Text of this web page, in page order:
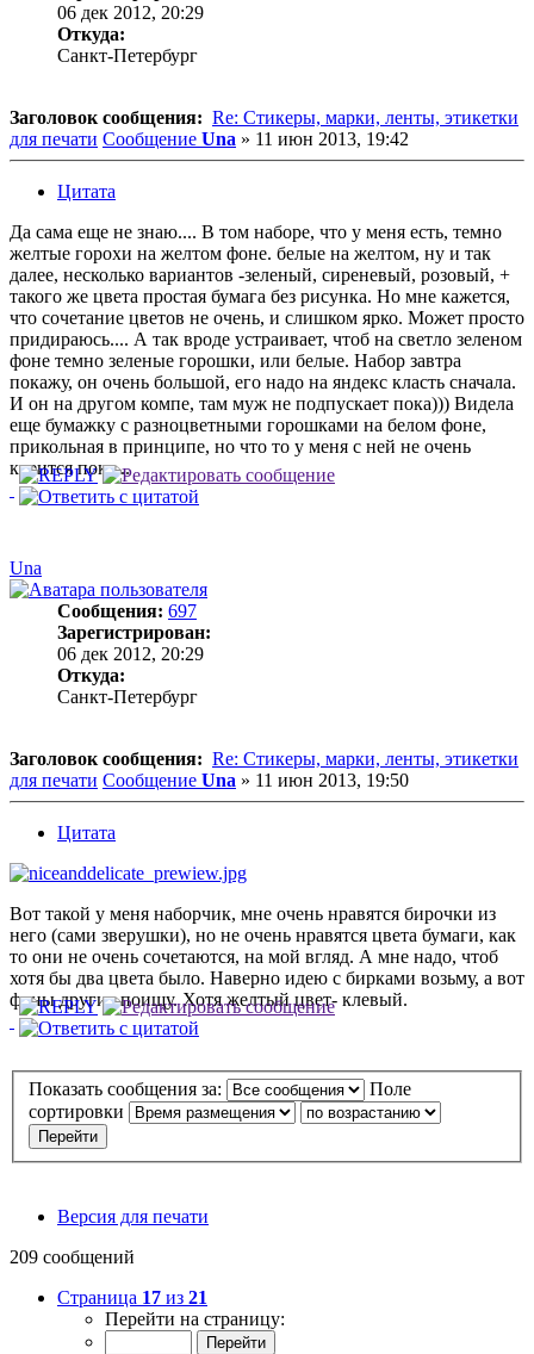
06 дек 2012, 20:29
Откуда:
Санкт-Петербург
Заголовок сообщения: Re: Стикеры, марки, ленты, этикетки
для печати Сообщение Una » 11 июн 2013, 19:42
Цитата
Да сама еще не знаю.... В том наборе, что у меня есть, темно
желтые горохи на желтом фоне. белые на желтом, ну и так
далее, несколько вариантов -зеленый, сиреневый, розовый, +
такого же цвета простая бумага без рисунка. Но мне кажется,
что сочетание цветов не очень, и слишком ярко. Может просто
придираюсь.... А так вроде устраивает, чтоб на светло зеленом
фоне темно зеленые горошки, или белые. Набор завтра
покажу, он очень большой, его надо на яндекс класть сначала.
И он на другом компе, там муж не подпускает пока))) Видела
еще бумажку с разноцветными горошками на белом фоне,
прикольная в принципе, но что то у меня с ней не очень
клеится пока...
Una
Сообщения: 697
Зарегистрирован:
06 дек 2012, 20:29
Откуда:
Санкт-Петербург
Заголовок сообщения: Re: Стикеры, марки, ленты, этикетки
для печати Сообщение Una » 11 июн 2013, 19:50
Цитата
Вот такой у меня наборчик, мне очень нравятся бирочки из
него (сами зверушки), но не очень нравятся цвета бумаги, как
то они не очень сочетаются, на мой вгляд. А мне надо, чтоб
хотя бы два цвета было. Наверно идею с бирками возьму, а вот
фоны другие поищу. Хотя желтый цвет- клевый.
Показать сообщения за:
Поле
сортировки
Версия для печати
209 сообщений
Страница 17 из 21
Перейти на страницу: